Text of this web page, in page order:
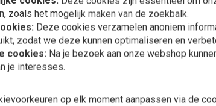
zoals het mogelijk maken van de zoekbalk.
Deze cookies verzamelen anoniem
zodat we deze kunnen optimaliseren en
cookies: Na je bezoek aan onze webshop
je interesses.
op elk moment aanpassen via de